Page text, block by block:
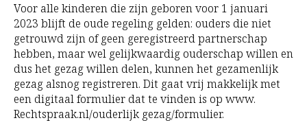
Voor alle kinderen die zijn geboren voor 1 januari
2023 blijft de oude regeling gelden: ouders die niet
getrouwd zijn of geen geregistreerd partnerschap
hebben, maar wel gelijkwaardig ouderschap willen en
dus het gezag willen delen, kunnen het gezamenlijk
gezag alsnog registreren. Dit gaat vrij makkelijk met
een digitaal formulier dat te vinden is op www.
Rechtspraak.nl/ouderlijk gezag/formulier.